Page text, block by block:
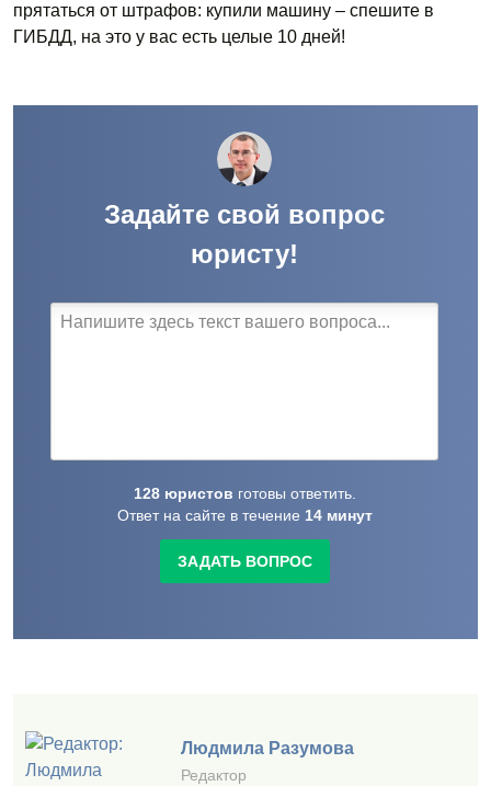
прятаться от штрафов: купили машину – спешите в
ГИБДД, на это у вас есть целые 10 дней!
Задайте свой вопрос
юристу!
128 юристов готовы ответить.
Ответ на сайте в течение 14 минут
ЗАДАТЬ ВОПРОС
Людмила Разумова
Редактор